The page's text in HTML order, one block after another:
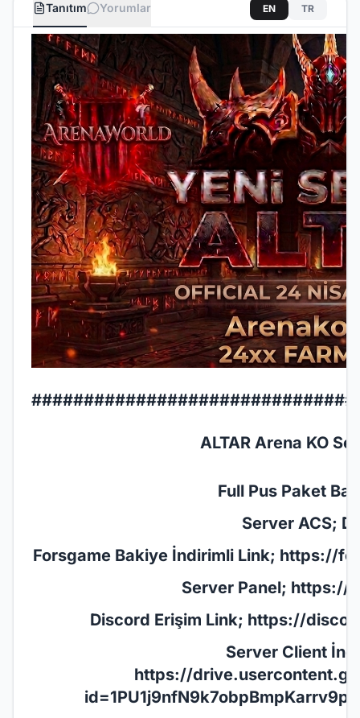
Tanıtım Yorumlar EN TR
ALTAR Arena KO
Full Pus Paket
Server ACS;
Forsgame Bakiye İndirimli Link; https://
Server Panel; https://
Discord Erişim Link; https://
Server Client
https://